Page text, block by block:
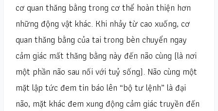
cơ quan thăng bằng trong cơ thể hoàn thiện hơn
những động vật khác. Khi nhảy từ cao xuống, cơ
quan thăng bằng của tai trong bèn chuyển ngay
cảm giác mất thăng bằng này đến não cùng (là nơi
một phần não sau nối với tuỷ sống). Não cùng một
mặt lập tức đem tin báo lên “bộ tư lệnh” là đại
não, mặt khác đem xung động cảm giác truyền đến